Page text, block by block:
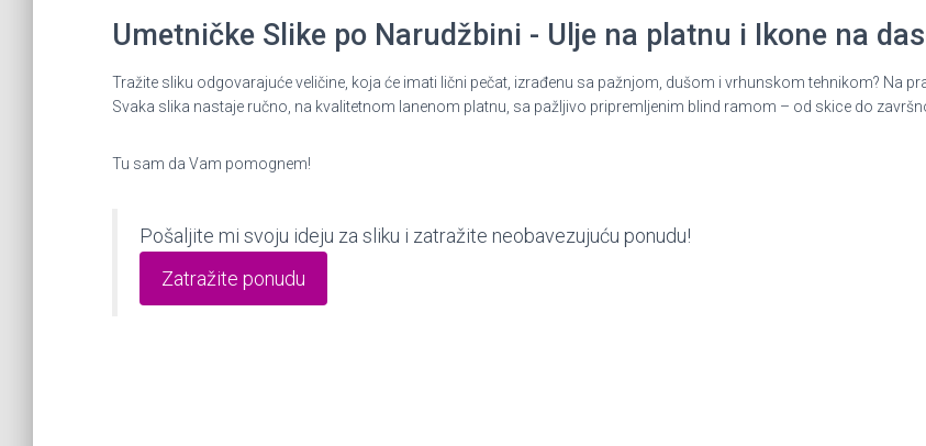
Umetničke Slike po Narudžbini - Ulje na platnu i Ikone na
Tražite sliku odgovarajuće veličine, koja će imati lični pečat, izrađenu sa pažnjom, dušom i vrhunskom tehnikom? Na
Svaka slika nastaje ručno, na kvalitetnom lanenom platnu, sa pažljivo pripremljenim blind ramom – od skice do
Tu sam da Vam pomognem!
Pošaljite mi svoju ideju za sliku i zatražite neobavezujuću ponudu!
Zatražite ponudu